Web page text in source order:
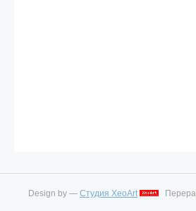
Design by — Студия XeoArt